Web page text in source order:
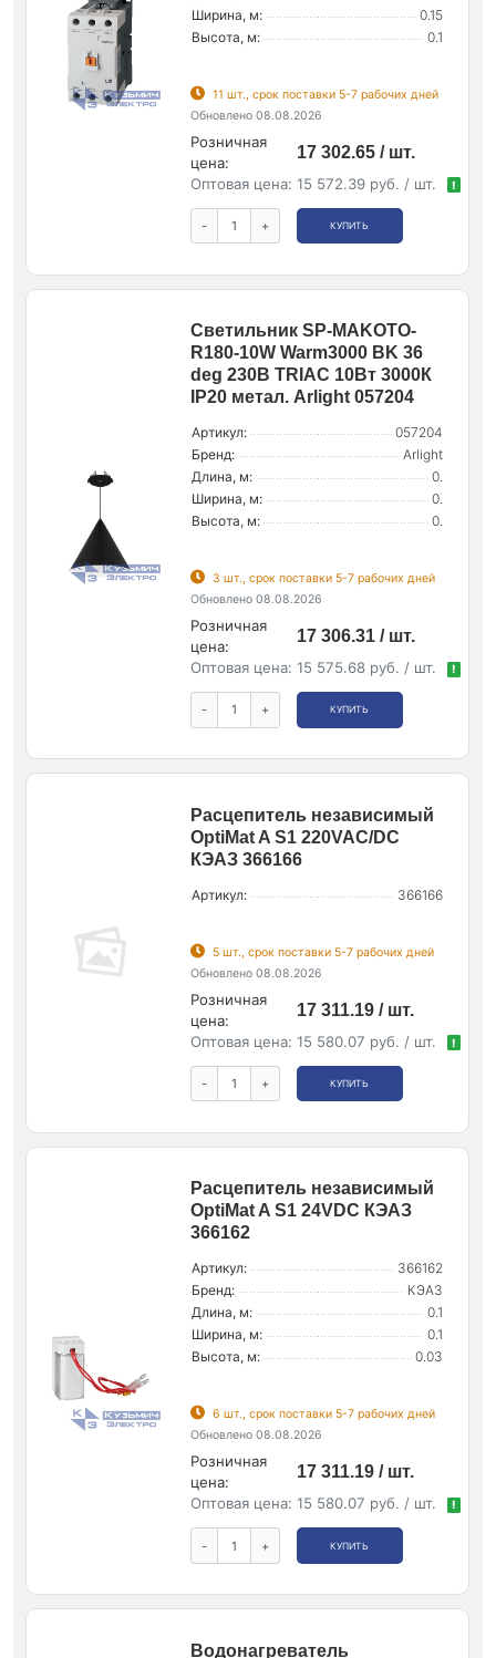
Ширина, м:
0.15
Высота, м:
0.1
11 шт., срок поставки 5-7 рабочих дней
Обновлено 08.08.2026
Розничная
цена:
17 302.65 / шт.
Оптовая цена: 15 572.39 руб. / шт. !
- + КУПИТЬ
Светильник SP-MAKOTO-
R180-10W Warm3000 BK 36
deg 230В TRIAC 10Вт 3000К
IP20 метал. Arlight 057204
Артикул:
057204
Бренд:
Arlight
Длина, м:
0.
Ширина, м:
0.
Высота, м:
0.
3 шт., срок поставки 5-7 рабочих дней
Обновлено 08.08.2026
Розничная
цена:
17 306.31 / шт.
Оптовая цена: 15 575.68 руб. / шт. !
- + КУПИТЬ
Расцепитель независимый
OptiMat A S1 220VAC/DC
КЭАЗ 366166
Артикул: 366166
5 шт., срок поставки 5-7 рабочих дней
Обновлено 08.08.2026
Розничная
цена:
17 311.19 / шт.
Оптовая цена: 15 580.07 руб. / шт. !
- + КУПИТЬ
Расцепитель независимый
OptiMat A S1 24VDC КЭАЗ
366162
Артикул:
366162
Бренд:
КЭАЗ
Длина, м:
0.1
Ширина, м:
0.1
Высота, м:
0.03
6 шт., срок поставки 5-7 рабочих дней
Обновлено 08.08.2026
Розничная
цена:
17 311.19 / шт.
Оптовая цена: 15 580.07 руб. / шт. !
- + КУПИТЬ
Водонагреватель